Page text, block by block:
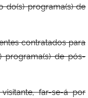
do(s) programa(s) de
contratados para
programa(s) de pós-
far-se-á por